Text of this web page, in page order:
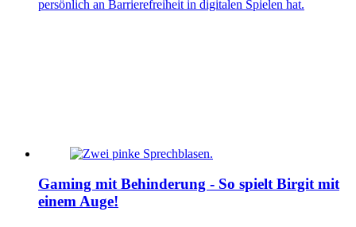
persönlich an Barrierefreiheit in digitalen Spielen hat.
Gaming mit Behinderung - So spielt Birgit mit
einem Auge!